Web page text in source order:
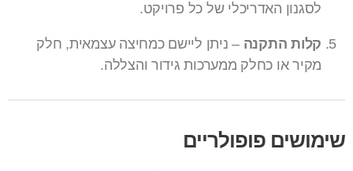
לסגנון האדריכלי של כל פרויקט.
קלות התקנה – ניתן ליישם כמחיצה עצמאית, חלק
מקיר או כחלק ממערכות גידור והצללה.
שימושים פופולריים